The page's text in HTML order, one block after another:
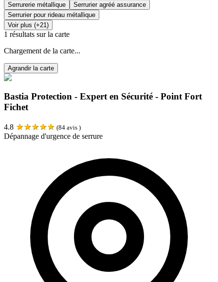
Serrurerie métallique
Serrurier agréé assurance
Serrurier pour rideau métallique
Voir plus (+21)
1 résultats sur la carte
Chargement de la carte...
Agrandir la carte
Bastia Protection - Expert en Sécurité - Point Fort
Fichet
4.8 ★★★★★ (84 avis )
Dépannage d'urgence de serrure